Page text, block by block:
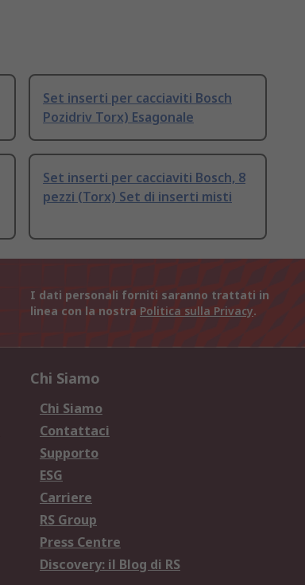
Set inserti per cacciaviti Bosch
Pozidriv Torx) Esagonale
Set inserti per cacciaviti Bosch, 8
pezzi (Torx) Set di inserti misti
I dati personali forniti saranno trattati in
linea con la nostra Politica sulla Privacy.
Chi Siamo
Chi Siamo
Contattaci
Supporto
ESG
Carriere
RS Group
Press Centre
Discovery: il Blog di RS